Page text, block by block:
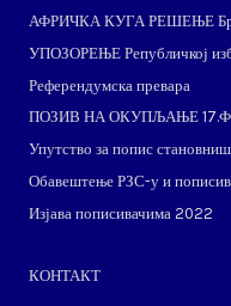
АФРИЧКА КУГА РЕШЕЊЕ
УПОЗОРЕЊЕ Републичкој
Референдумска превара
ПОЗИВ НА ОКУПЉАЊЕ
Упутство за попис
Обавештење РЗС-у и
Изјава пописивачима 2022
КОНТАКТ